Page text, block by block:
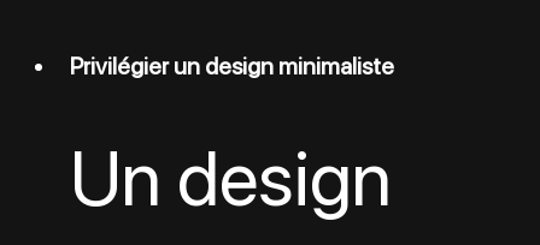
Privilégier un design minimaliste
Un design